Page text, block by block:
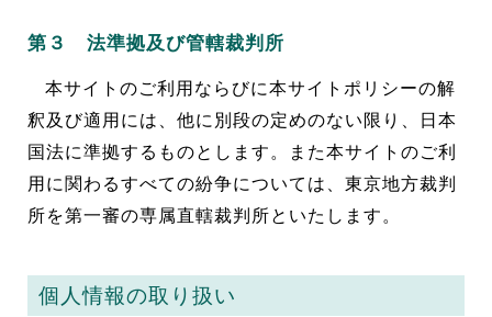
第３ 法準拠及び管轄裁判所
本サイトのご利用ならびに本サイトポリシーの解
釈及び適用には、他に別段の定めのない限り、日本
国法に準拠するものとします。また本サイトのご利
用に関わるすべての紛争については、東京地方裁判
所を第一審の専属直轄裁判所といたします。
個人情報の取り扱い